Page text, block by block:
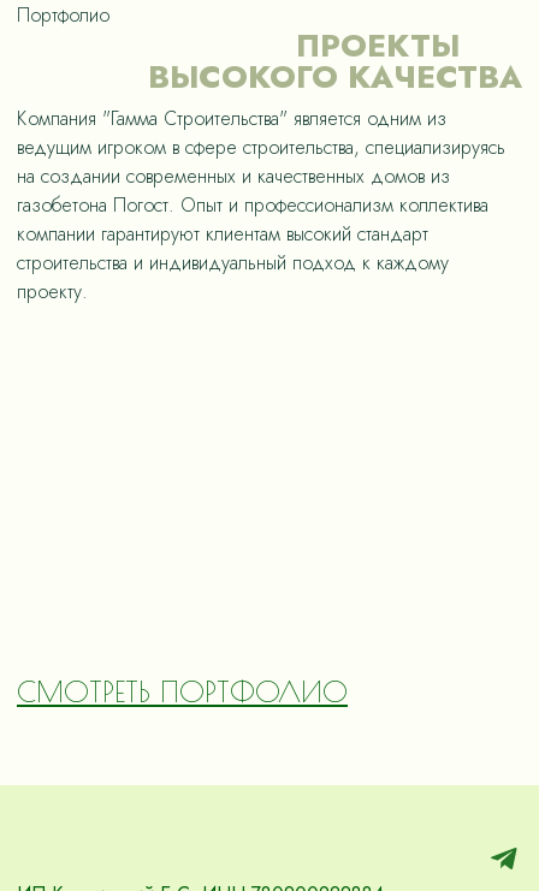
Портфолио
ПРОЕКТЫ
ВЫСОКОГО КАЧЕСТВА
Компания "Гамма Строительства" является одним из
ведущим игроком в сфере строительства, специализируясь
на создании современных и качественных домов из
газобетона Погост. Опыт и профессионализм коллектива
компании гарантируют клиентам высокий стандарт
строительства и индивидуальный подход к каждому
проекту.
СМОТРЕТЬ ПОРТФОЛИО